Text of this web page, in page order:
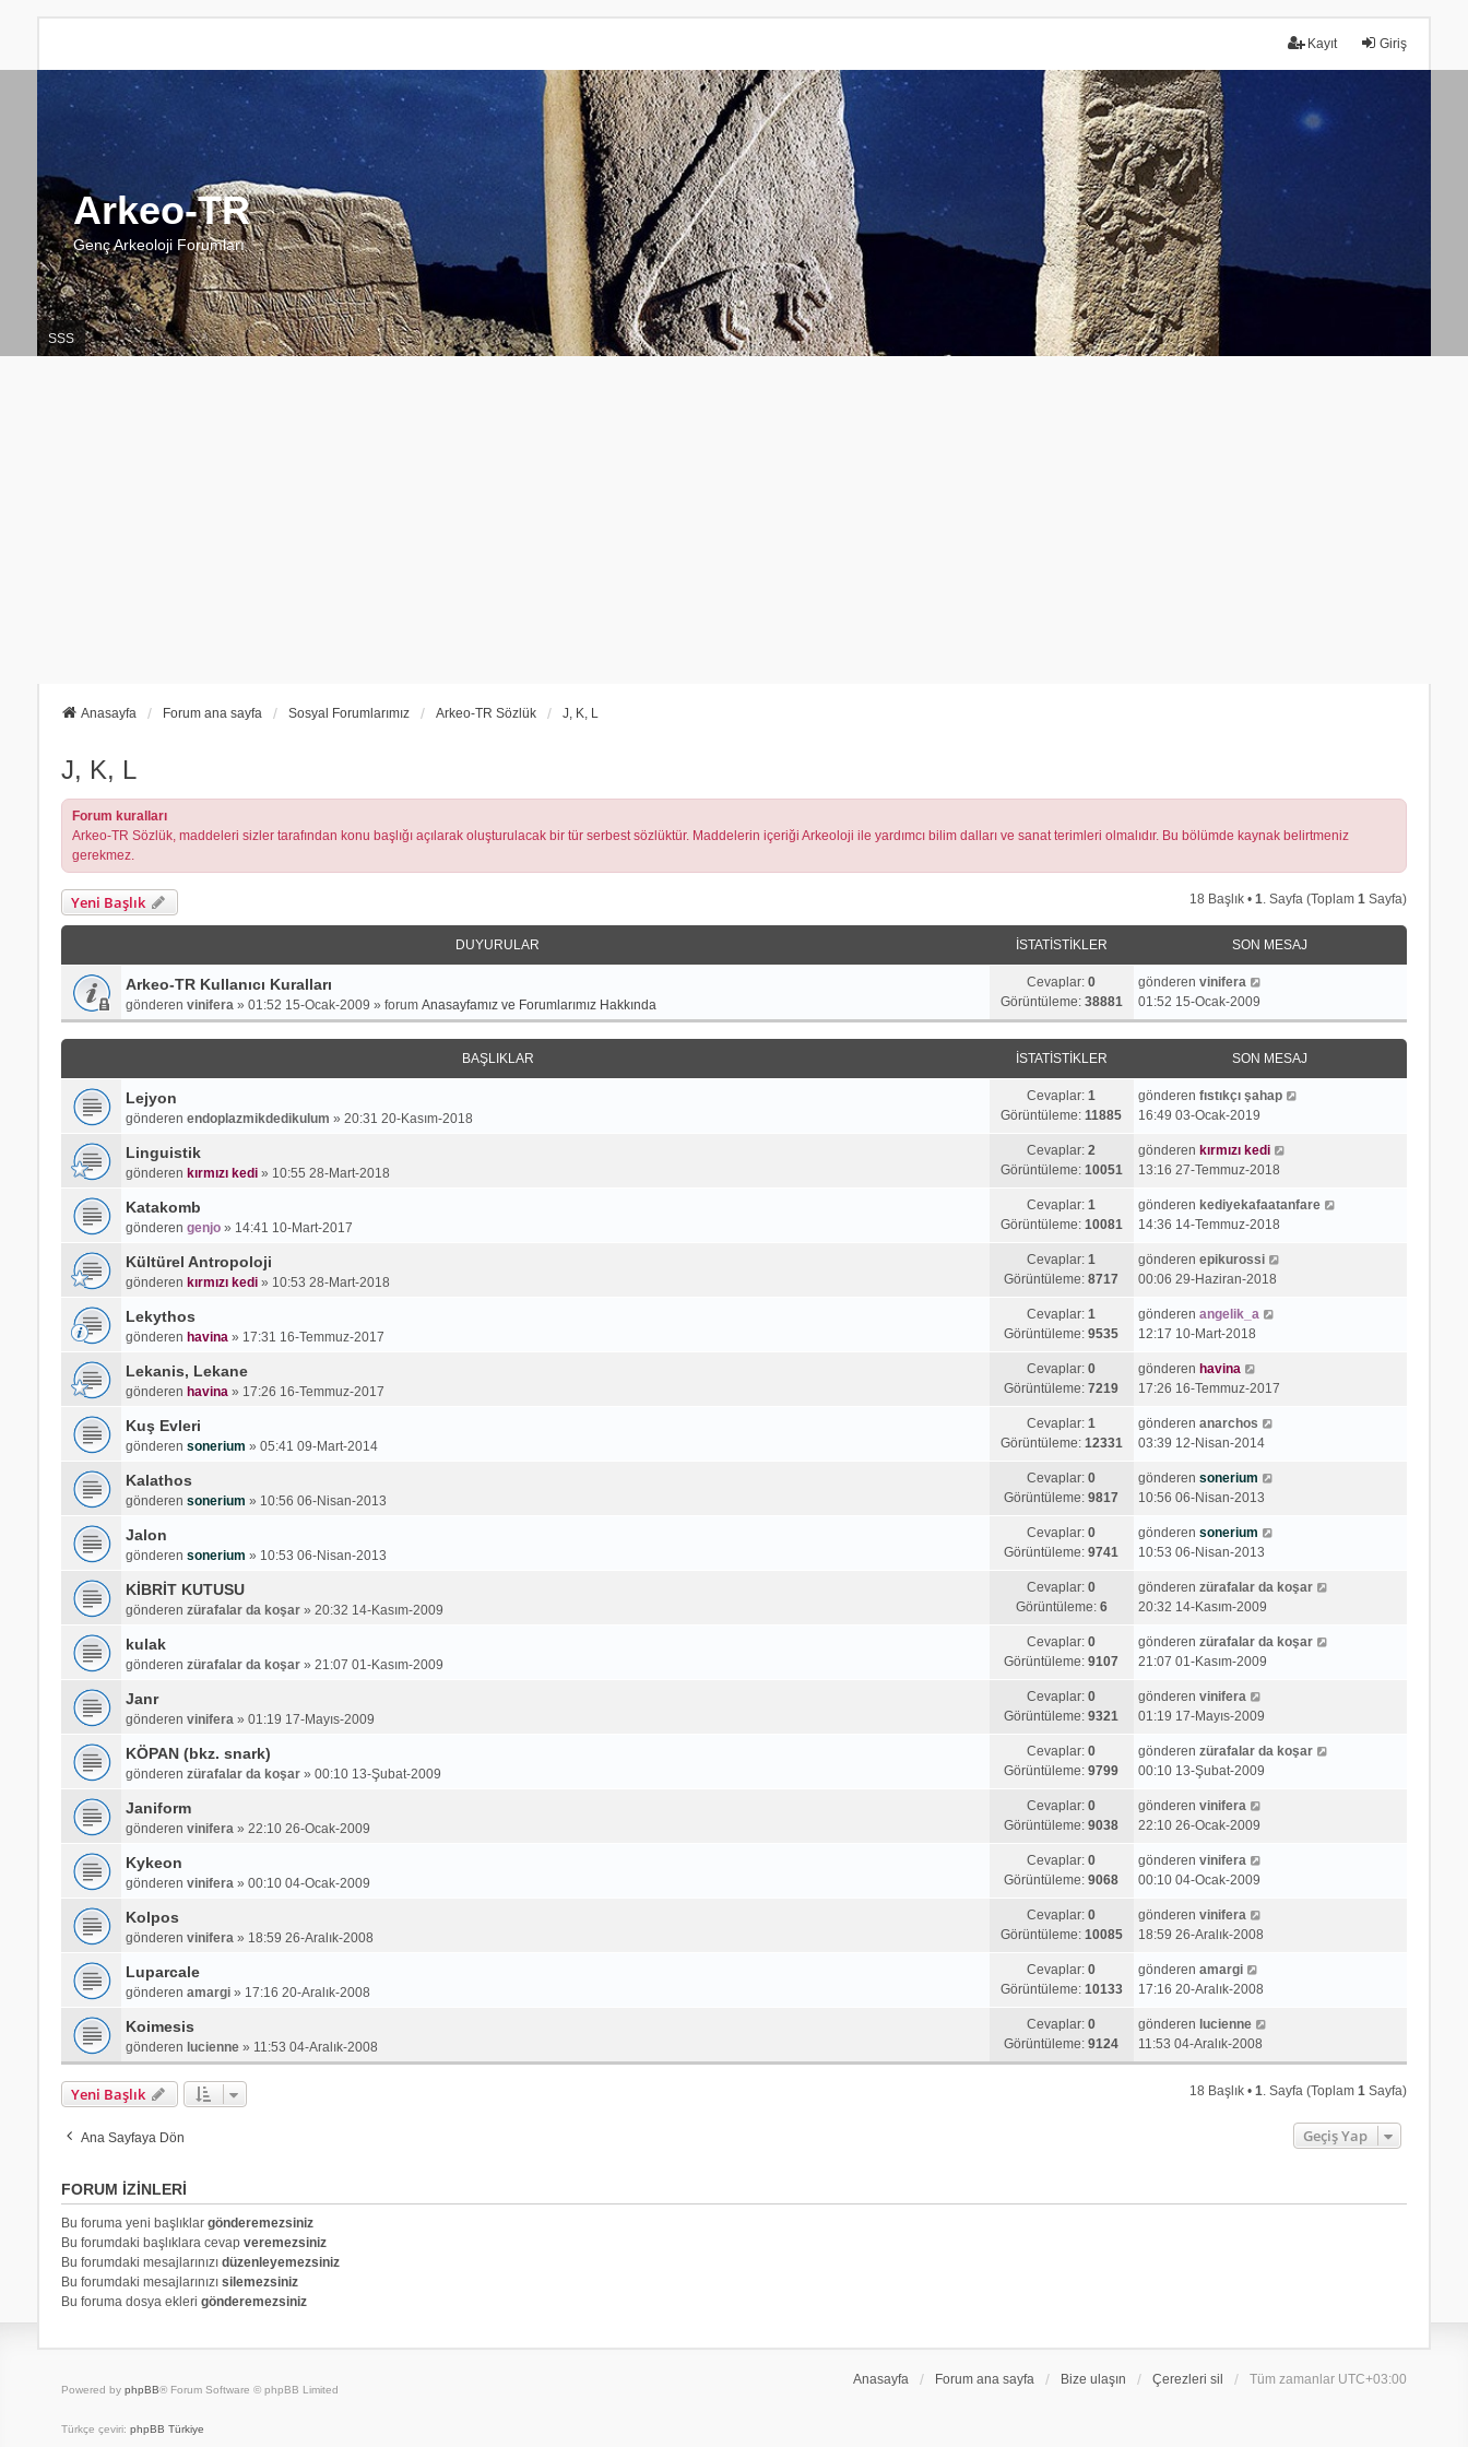
Giriş
Kayıt
Arkeo-TR
Genç Arkeoloji Forumları
SSS
Anasayfa Forum ana sayfa Sosyal Forumlarımız Arkeo-TR Sözlük J, K, L
J, K, L
Forum kuralları
Arkeo-TR Sözlük, maddeleri sizler tarafından konu başlığı açılarak oluşturulacak bir tür serbest sözlüktür. Maddelerin içeriği Arkeoloji ile yardımcı bilim dalları ve sanat terimleri olmalıdır. Bu bölümde kaynak belirtmeniz
gerekmez.
Yeni Başlık 18 Başlık •1. Sayfa (Toplam1 Sayfa)
DUYURULAR İSTATISTIKLER SON MESAJ
Arkeo-TR Kullanıcı Kuralları
gönderen vinifera» 01:52 15-Ocak-2009 » forum Anasayfamız ve Forumlarımız Hakkında
Cevaplar:0
Görüntüleme: 38881
gönderen vinifera
01:52 15-Ocak-2009
BAŞLIKLAR İSTATISTIKLER SON MESAJ
Lejyon
gönderen endoplazmikdedikulum » 20:31 20-Kasım-2018
Cevaplar:1
Görüntüleme:11885
gönderen fıstıkçı şahap
16:49 03-Ocak-2019
Linguistik
gönderen kırmızı kedi» 10:55 28-Mart-2018
Cevaplar:2
Görüntüleme: 10051
gönderen kırmızı kedi
13:16 27-Temmuz-2018
Katakomb
gönderen genjo» 14:41 10-Mart-2017
Cevaplar:1
Görüntüleme: 10081
gönderen kediyekafaatanfare
14:36 14-Temmuz-2018
Kültürel Antropoloji
gönderen kırmızı kedi» 10:53 28-Mart-2018
Cevaplar:1
Görüntüleme:8717
gönderen epikurossi
00:06 29-Haziran-2018
Lekythos
gönderen havina» 17:31 16-Temmuz-2017
Cevaplar:1
Görüntüleme:9535
gönderen angelik_a
12:17 10-Mart-2018
Lekanis, Lekane
gönderen havina» 17:26 16-Temmuz-2017
Cevaplar:0
Görüntüleme:7219
gönderen havina
17:26 16-Temmuz-2017
Kuş Evleri
gönderen sonerium » 05:41 09-Mart-2014
Cevaplar:1
Görüntüleme: 12331
gönderen anarchos
03:39 12-Nisan-2014
Kalathos
gönderen sonerium » 10:56 06-Nisan-2013
Cevaplar:0
Görüntüleme:9817
gönderen sonerium
10:56 06-Nisan-2013
Jalon
gönderen sonerium » 10:53 06-Nisan-2013
Cevaplar:0
Görüntüleme:9741
gönderen sonerium
10:53 06-Nisan-2013
KİBRİT KUTUSU
gönderen zürafalar da koşar» 20:32 14-Kasım-2009
Cevaplar:0
Görüntüleme: 6
gönderen zürafalar da koşar
20:32 14-Kasım-2009
kulak
gönderen zürafalar da koşar» 21:07 01-Kasım-2009
Cevaplar:0
Görüntüleme:9107
gönderen zürafalar da koşar
21:07 01-Kasım-2009
Janr
gönderen vinifera» 01:19 17-Mayıs-2009
Cevaplar:0
Görüntüleme:9321
gönderen vinifera
01:19 17-Mayıs-2009
KÖPAN (bkz. snark)
gönderen zürafalar da koşar» 00:10 13-Şubat-2009
Cevaplar:0
Görüntüleme:9799
gönderen zürafalar da koşar
00:10 13-Şubat-2009
Janiform
gönderen vinifera» 22:10 26-Ocak-2009
Cevaplar:0
Görüntüleme:9038
gönderen vinifera
22:10 26-Ocak-2009
Kykeon
gönderen vinifera» 00:10 04-Ocak-2009
Cevaplar:0
Görüntüleme:9068
gönderen vinifera
00:10 04-Ocak-2009
Kolpos
gönderen vinifera» 18:59 26-Aralık-2008
Cevaplar:0
Görüntüleme: 10085
gönderen vinifera
18:59 26-Aralık-2008
Luparcale
gönderen amargi» 17:16 20-Aralık-2008
Cevaplar:0
Görüntüleme: 10133
gönderen amargi
17:16 20-Aralık-2008
Koimesis
gönderen lucienne» 11:53 04-Aralık-2008
Cevaplar:0
Görüntüleme:9124
gönderen lucienne
11:53 04-Aralık-2008
Yeni Başlık 18 Başlık •1. Sayfa (Toplam1 Sayfa)
Ana Sayfaya Dön Geçiş Yap
FORUM IZINLERI
Bu foruma yeni başlıklar gönderemezsiniz
Bu forumdaki başlıklara cevap veremezsiniz
Bu forumdaki mesajlarınızı düzenleyemezsiniz
Bu forumdaki mesajlarınızı silemezsiniz
Bu foruma dosya ekleri gönderemezsiniz
Anasayfa Forum ana sayfa Bize ulaşın Çerezleri sil Tüm zamanlar UTC+03:00
Powered by phpBB® Forum Software © phpBB Limited
Türkçe çeviri: phpBB Türkiye